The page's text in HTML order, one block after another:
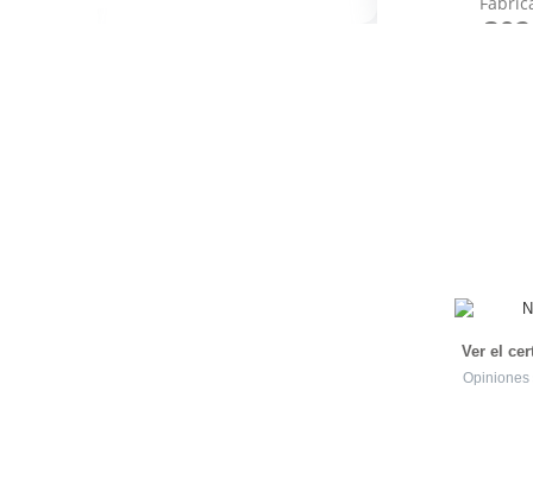
Ver el
Opiniones